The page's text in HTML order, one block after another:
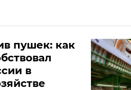
пушек: как
в